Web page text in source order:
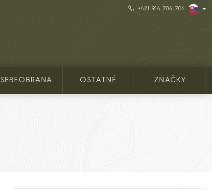
+421 914 704 704
SEBEOBRANA OSTATNÉ ZNAČKY